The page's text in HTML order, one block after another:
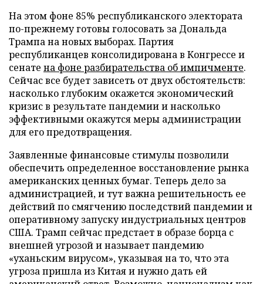
На этом фоне 85% республиканского электората
по-прежнему готовы голосовать за Дональда
Трампа на новых выборах. Партия
республиканцев консолидирована в Конгрессе и
сенате на фоне разбирательства об импичменте.
Сейчас все будет зависеть от двух обстоятельств:
насколько глубоким окажется экономический
кризис в результате пандемии и насколько
эффективными окажутся меры администрации
для его предотвращения.
Заявленные финансовые стимулы позволили
обеспечить определенное восстановление рынка
американских ценных бумаг. Теперь дело за
администрацией, и тут важна решительность ее
действий по смягчению последствий пандемии и
оперативному запуску индустриальных центров
США. Трамп сейчас предстает в образе борца с
внешней угрозой и называет пандемию
«уханьским вирусом», указывая на то, что эта
угроза пришла из Китая и нужно дать ей